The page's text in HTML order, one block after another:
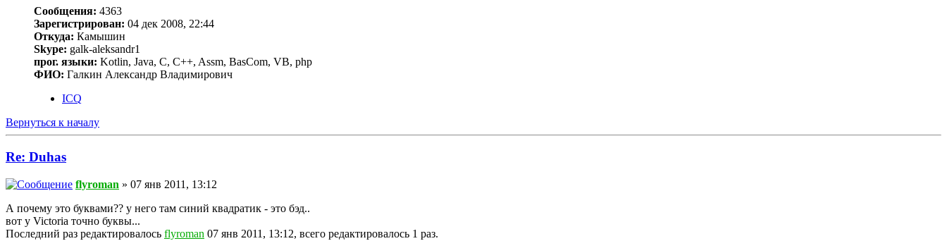
Сообщения: 4363
Зарегистрирован: 04 дек 2008, 22:44
Откуда: Камышин
Skype: galk-aleksandr1
прог. языки: Kotlin, Java, C, C++, Assm, BasCom, VB, php
ФИО: Галкин Александр Владимирович
ICQ
Вернуться к началу
Re: Duhas
flyroman » 07 янв 2011, 13:12
А почему это буквами?? у него там синий квадратик - это бэд..
вот у Victoria точно буквы...
Последний раз редактировалось flyroman 07 янв 2011, 13:12, всего редактировалось 1 раз.